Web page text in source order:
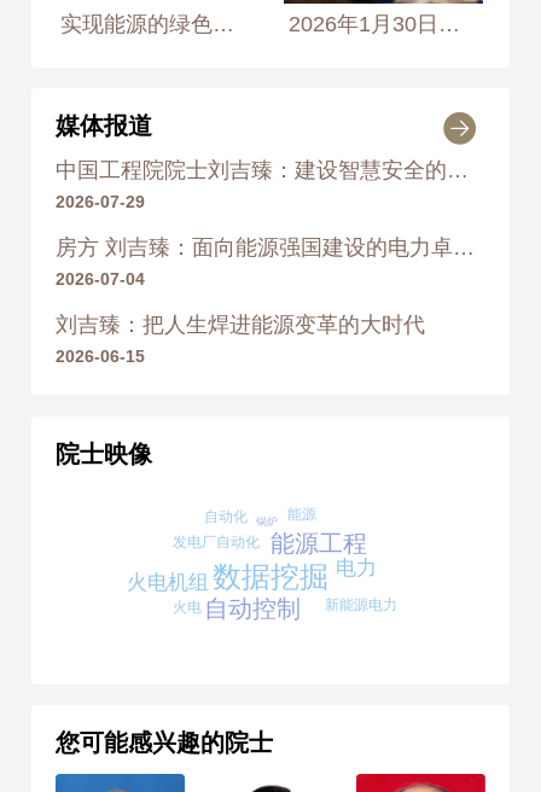
2020
实现能源的绿色低碳化转型是功在当代利在千秋的大事。 2016年12月9日， 摄于北京华北电力大学新能源电力系统国家重点实验室 摄影师：黄慧靖、侯艺兵 2026年1月30日，中国工程院院士刘吉臻在以“智赋未来·能启新篇”为主题的AI+能源发展大会上围绕《AI在新型电力系统中的应用技术难点与解决方案》主题作报告
媒体报道
中国工程院院士刘吉臻：建设智慧安全的新型电力系统
2026-07-29
房方 刘吉臻：面向能源强国建设的电力卓越工程人才培养探索
2026-07-04
刘吉臻：把人生焊进能源变革的大时代
2026-06-15
院士映像
数据挖掘
自动控制
能源工程
电力
火电机组
发电厂自动化
新能源电力
火电
自动化 能源
锅炉
您可能感兴趣的院士